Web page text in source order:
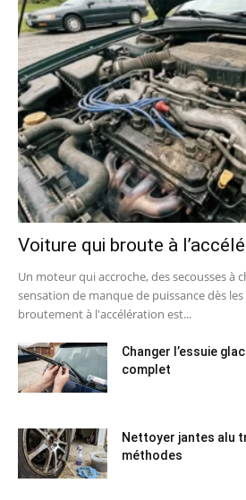
Voiture qui broute à
Un moteur qui accroche, des secousses à
sensation de manque de puissance dès les
broutement à l'accélération est...
Changer l’essuie
complet
Nettoyer jantes alu
méthodes